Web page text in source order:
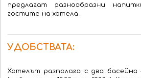
предлагат разнообразни
гостите на хотела.
УДОБСТВАТА:
Хотелът разполага с два